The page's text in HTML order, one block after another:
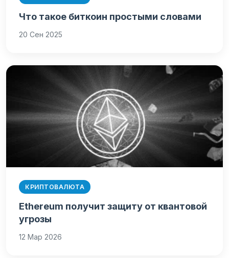
Что такое биткоин простыми словами
20 Сен 2025
КРИПТОВАЛЮТА
Ethereum получит защиту от квантовой
угрозы
12 Мар 2026